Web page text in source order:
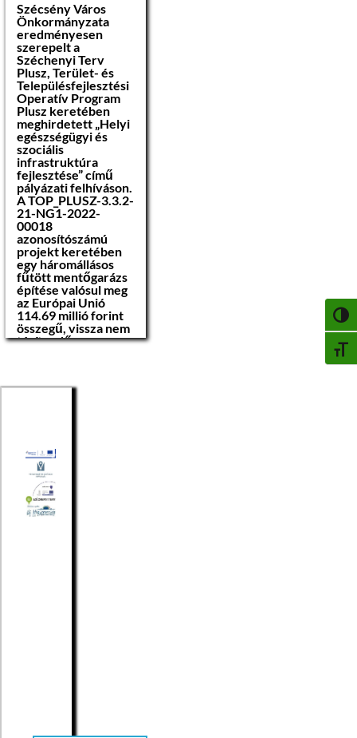
Szécsény Város
Önkormányzata
eredményesen
szerepelt a
Széchenyi Terv
Plusz, Terület- és
Településfejlesztési
Operatív Program
Plusz keretében
meghirdetett „Helyi
egészségügyi és
szociális
infrastruktúra
fejlesztése” című
pályázati felhíváson.
A TOP_PLUSZ-3.3.2-
21-NG1-2022-
00018
azonosítószámú
projekt keretében
egy háromállásos
fűtött mentőgarázs
építése valósul meg
az Európai Unió
114.69 millió forint
összegű, vissza nem
térítendő
A jelenlegi
amely nagyban
megnehezíti az
elhívatott dolgozók
mindennapi
munkáját.